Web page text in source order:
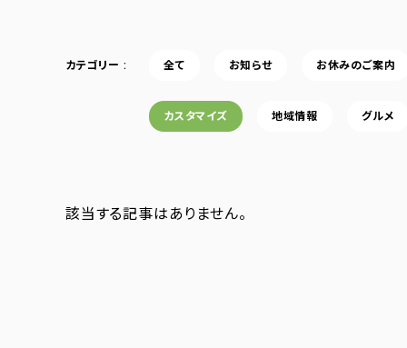
カテゴリー 全て お知らせ お休みのご案内
カスタマイズ 地域情報 グルメ
該当する記事はありません。